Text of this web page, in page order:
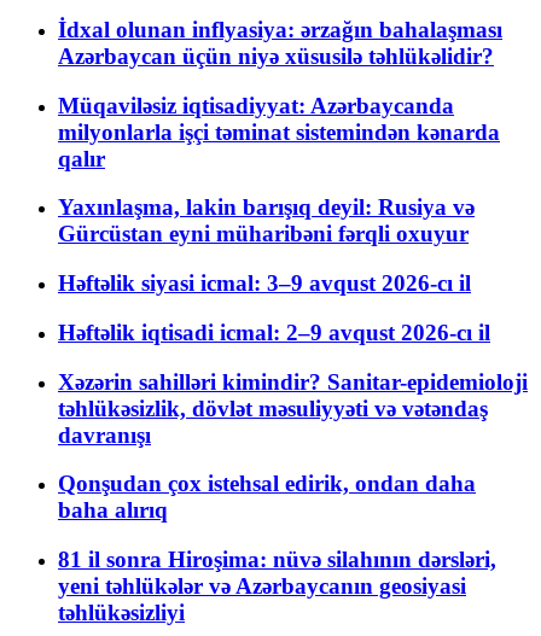
İdxal olunan inflyasiya: ərzağın bahalaşması
Azərbaycan üçün niyə xüsusilə təhlükəlidir?
Müqaviləsiz iqtisadiyyat: Azərbaycanda
milyonlarla işçi təminat sistemindən kənarda
qalır
Yaxınlaşma, lakin barışıq deyil: Rusiya və
Gürcüstan eyni müharibəni fərqli oxuyur
Həftəlik siyasi icmal: 3–9 avqust 2026-cı il
Həftəlik iqtisadi icmal: 2–9 avqust 2026-cı il
Xəzərin sahilləri kimindir? Sanitar-epidemioloji
təhlükəsizlik, dövlət məsuliyyəti və vətəndaş
davranışı
Qonşudan çox istehsal edirik, ondan daha
baha alırıq
81 il sonra Hiroşima: nüvə silahının dərsləri,
yeni təhlükələr və Azərbaycanın geosiyasi
təhlükəsizliyi